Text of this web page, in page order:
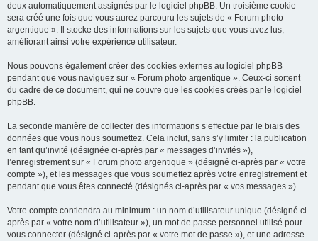
deux automatiquement assignés par le logiciel phpBB. Un troisième cookie
sera créé une fois que vous aurez parcouru les sujets de « Forum photo
argentique ». Il stocke des informations sur les sujets que vous avez lus,
améliorant ainsi votre expérience utilisateur.
Nous pouvons également créer des cookies externes au logiciel phpBB
pendant que vous naviguez sur « Forum photo argentique ». Ceux-ci sortent
du cadre de ce document, qui ne couvre que les cookies créés par le logiciel
phpBB.
La seconde manière de collecter des informations s’effectue par le biais des
données que vous nous soumettez. Cela inclut, sans s’y limiter : la publication
en tant qu’invité (désignée ci-après par « messages d’invités »),
l’enregistrement sur « Forum photo argentique » (désigné ci-après par « votre
compte »), et les messages que vous soumettez après votre enregistrement et
pendant que vous êtes connecté (désignés ci-après par « vos messages »).
Votre compte contiendra au minimum : un nom d’utilisateur unique (désigné ci-
après par « votre nom d’utilisateur »), un mot de passe personnel utilisé pour
vous connecter (désigné ci-après par « votre mot de passe »), et une adresse